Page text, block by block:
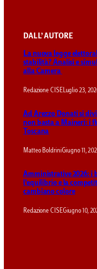
DALL’ AUTORE
La nuova legge
stabilità? Analisi e
alla Camera
Redazione CISELuglio 23,
Ad Arezzo Donati si
non basta a Maineri: i
Toscana
Matteo BoldriniGiugno 11,
Amministrative 2026: i
l’equilibrio e la
cambiano colore
Redazione CISEGiugno 10,